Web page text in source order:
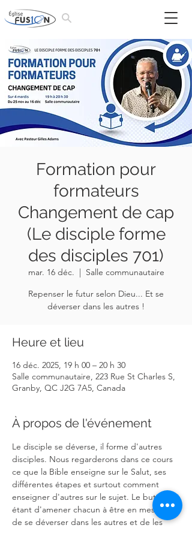
Formation pour
formateurs
Changement de cap
(Le disciple forme
des disciples 701)
mar. 16 déc.
  |
Salle communautaire
Repenser le futur selon Dieu... Et se
déverser dans les autres !
Heure et lieu
16 déc. 2025, 19 h 00 – 20 h 30
Salle communautaire, 223 Rue St Charles S,
Granby, QC J2G 7A5, Canada
À propos de l'événement
Le disciple se déverse, il forme d'autres
disciples. Nous regarderons dans ce cours
ce que la Bible enseigne sur le Salut, ses
différentes étapes et surtout comment
enseigner d'autres sur le sujet. Le but
étant d'amener chacun à être en mesure
de se déverser dans les autres et de les